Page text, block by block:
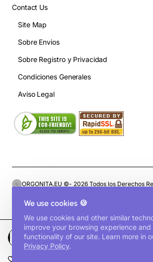
We use cookies 🍪
We use cookies and other similar
improve your browsing experience and
functionality of our site. Learn more in
Privacy Policy.
Comprar
Contact Us
Site Map
Sobre Envios
Sobre Registro y Privacidad
Condiciones Generales
Aviso Legal
ORGONITA.EU ©- 2026 Todos los Derechos
PRECIOS IMBATIBLES